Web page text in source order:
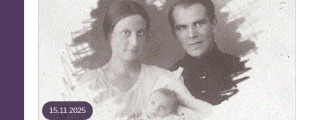
15.11.2025